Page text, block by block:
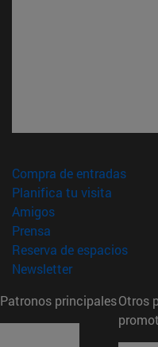
Compra de entradas(abre
Planifica tu visita
Amigos(abre en nueva
Prensa
Reserva de espacios
Newsletter(abre en nueva
Patronos principalesOtros